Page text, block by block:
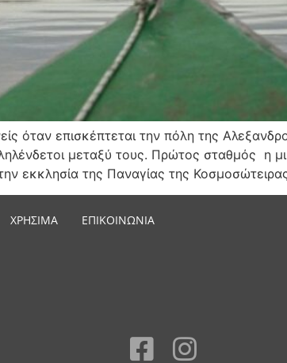
όταν επισκέπτεται την πόλη της
μεταξύ τους. Πρώτος σταθμός
εκκλησία της Παναγίας της
ΧΡΗΣΙΜΑ ΕΠΙΚΟΙΝΩΝΙΑ